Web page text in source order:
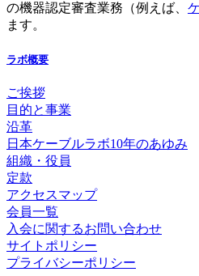
の機器認定審査業務（例えば、
ます。
ラボ概要
ご挨拶
目的と事業
沿革
日本ケーブルラボ10年のあゆみ
組織・役員
定款
アクセスマップ
会員一覧
入会に関するお問い合わせ
サイトポリシー
プライバシーポリシー